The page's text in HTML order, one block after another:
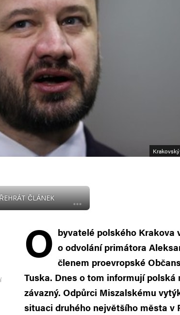
ČLÁNEK
O byvatelé polského Krakova
o odvolání primátora
členem proevropské
Tuska. Dnes o tom informují
závazný. Odpůrci Miszalskému
situaci druhého největšího města v